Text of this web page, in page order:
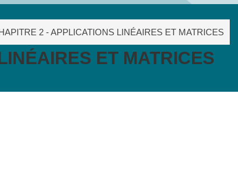
2 - APPLICATIONS LINÉAIRES ET MATRICES
ET MATRICES